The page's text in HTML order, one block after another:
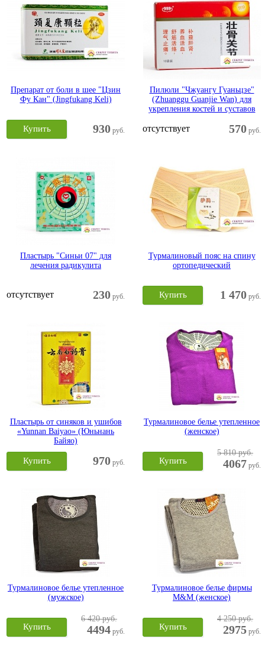
Препарат от боли в шее "Цзин
Фу Кан" (Jingfukang Keli)
930 руб.
Купить
Пилюли "Чжуангу Гуаньцзе"
(Zhuanggu Guanjie Wan) для
укрепления костей и суставов
570 руб.
отсутствует
Пластырь "Синьи 07" для
лечения радикулита
230 руб.
отсутствует
Турмалиновый пояс на спину
ортопедический
1 470 руб.
Купить
Пластырь от синяков и ушибов
«Yunnan Baiyao» (Юньнань
Байяо)
970 руб.
Купить
Турмалиновое белье утепленное
(женское)
5 810 руб.
4067 руб.
Купить
Турмалиновое белье утепленное
(мужское)
6 420 руб.
4494 руб.
Купить
Турмалиновое белье фирмы
M&M (женское)
4 250 руб.
2975 руб.
Купить